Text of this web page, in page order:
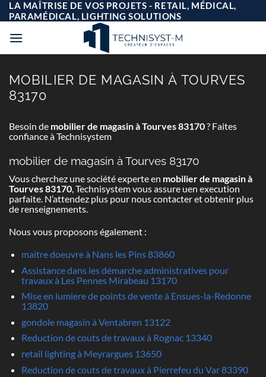
Passer
au
contenu
LA MAÎTRISE DE VOS PROJETS - RETAIL, MÉDICAL,
PARAMÉDICAL, LIGHTING SOLUTIONS
MOBILIER DE MAGASIN À TOURVES
83170
Besoin de mobilier de magasin à Tourves 83170? Faites
confiance à Technisystem
mobilier de magasin à Tourves 83170
Vous cherchez une société experte en mobilier de magasin à
Tourves 83170, Technisystem vous assure uen execution
parfaite. N’attendez plus pour nous contacter et obtenir plus
de renseignements.
Nous vous proposons également :
maitre doeuvre à Nans les Pins 83860
Assistance dans les démarche administratives pour
travaux à Les Pennes Mirabeau 13170
Mise en lumiere de points de vente à Ensues-la-Redonne
13820
gondole magasin à Ventabren 13122
Reduction de couts de travaux à Rognac 13340
retail lighting à Meyrargues 13650
Reduction de couts de travaux à Pierrefeu du Var 83390